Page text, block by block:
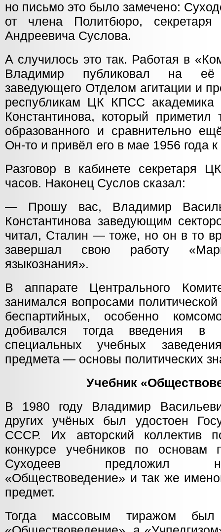
но письмо это было замечено:
от члена Политбюро,
Андреевича Суслова.
А случилось это так. Работая в
Владимир публиковал на её
заведующего Отделом агитации и
республикам ЦК КПСС академика
Константинова, который приметил
образованного и сравнительно
Он-то и привёл его в мае 1956 года
Разговор в кабинете секретаря
часов. Наконец Суслов сказал:
— Прошу вас, Владимир
Константинова заведующим
читал, Сталин — тоже, но он в то
завершал свою работу
языкознания».
В аппарате Центрального
занимался вопросами
беспартийных, особенно
добивался тогда введения в
специальных учебных
предмета — основы политических
Учебник
В 1980 году Владимир
других учёных был удостоен
СССР. Их авторский коллектив
конкурсе учебников по основам
Суходеев предложил
«Обществоведение» и так же
предмет.
Тогда массовым тиражом